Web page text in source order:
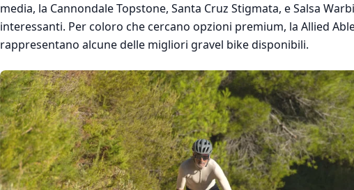
media, la Cannondale Topstone, Santa Cruz Stigmata, e Salsa
interessanti. Per coloro che cercano opzioni premium, la Allied
rappresentano alcune delle migliori gravel bike disponibili.